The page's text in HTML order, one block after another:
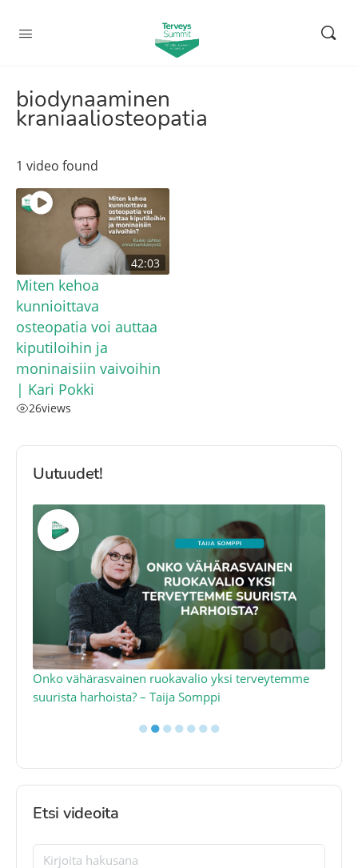
biodynaaminen
kraniaaliosteopatia
1 video found
42:03
Miten kehoa
kunnioittava
osteopatia voi auttaa
kiputiloihin ja
moninaisiin vaivoihin
| Kari Pokki
26views
Uutuudet!
Onko vähärasvainen ruokavalio yksi terveytemme
suurista harhoista? – Taija Somppi
●●●●●●●
Etsi videoita